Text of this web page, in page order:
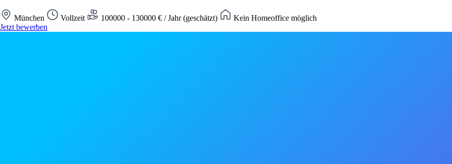
München Vollzeit 100000 - 130000 € / Jahr (geschätzt)
Kein Homeoffice möglich
Jetzt bewerben